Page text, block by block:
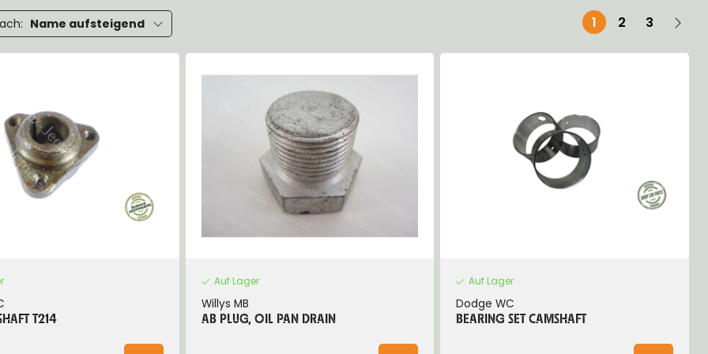
Hubs & Drums
and Brackets
Name aufsteigend 1 2 3
T214
Auf Lager
Willys MB
AB PLUG, OIL PAN DRAIN
Auf Lager
Dodge WC
BEARING SET CAMSHAFT